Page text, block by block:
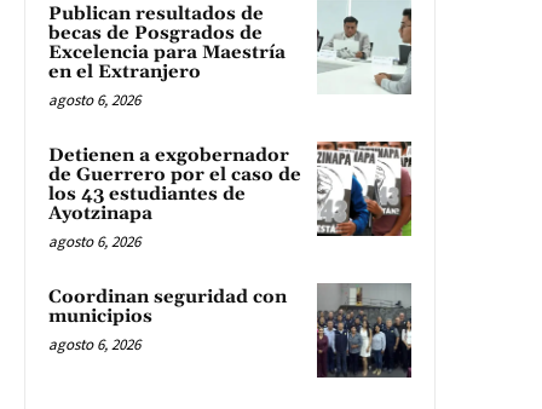
Publican resultados de
becas de Posgrados de
Excelencia para Maestría
en el Extranjero
agosto 6, 2026
Detienen a exgobernador
de Guerrero por el caso de
los 43 estudiantes de
Ayotzinapa
agosto 6, 2026
Coordinan seguridad con
municipios
agosto 6, 2026